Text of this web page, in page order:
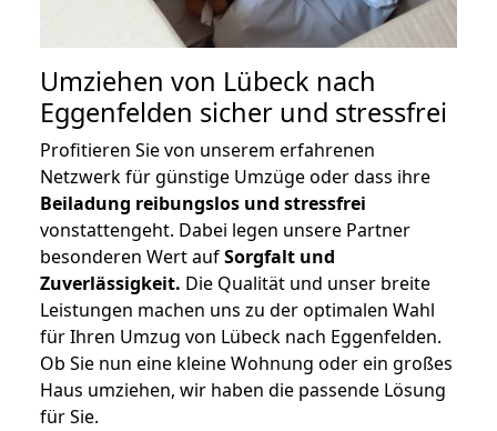
Umziehen von Lübeck nach
Eggenfelden sicher und stressfrei
Profitieren Sie von unserem erfahrenen
Netzwerk für günstige Umzüge oder dass ihre
Beiladung reibungslos und stressfrei
vonstattengeht. Dabei legen unsere Partner
besonderen Wert aufSorgfalt und
Zuverlässigkeit. Die Qualität und unser breite
Leistungen machen uns zu der optimalen Wahl
für Ihren Umzug von Lübeck nach Eggenfelden.
Ob Sie nun eine kleine Wohnung oder ein großes
Haus umziehen, wir haben die passende Lösung
für Sie.